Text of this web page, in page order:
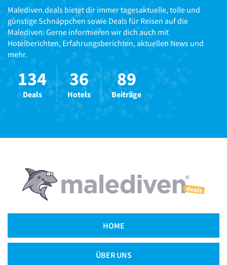
Malediven.deals bietet dir immer tagesaktuelle, tolle und
günstige Schnäppchen sowie Deals für Reisen auf die
Malediven. Gerne informieren wir dich auch mit
Hotelberichten, Erfahrungsberichten, aktuellen News und
mehr.
134
Deals
36
Hotels
89
Beiträge
HOME
ÜBER UNS